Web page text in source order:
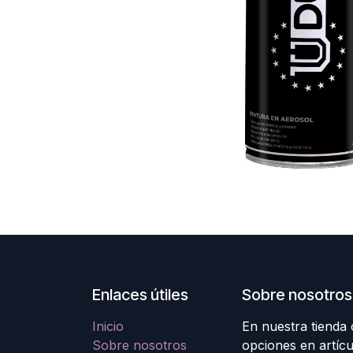
Enlaces útiles
Inicio
Sobre nosotros
Sobre nosotros
En nuestra tienda
opciones en